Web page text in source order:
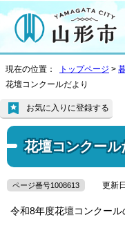
現在の位置： トップページ >
花壇コンクールだより
花壇コンクール
お気に入りに登録する
ページ番号1008613 更新日
令和8年度花壇コンクール